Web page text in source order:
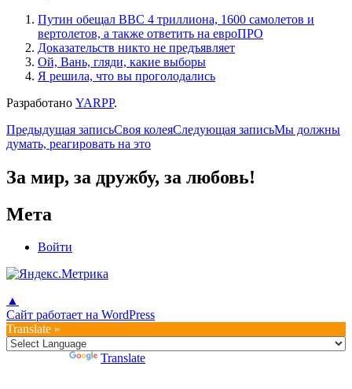
Путин обещал ВВС 4 триллиона, 1600 самолетов и
вертолетов, а также ответить на евроПРО
Доказательств никто не предъявляет
Ой, Вань, гляди, какие выборы
Я решила, что вы проголодались
Разработано YARPP.
Навигация
по
записям
Предыдущая записьСвоя колеяСледующая записьМы должны
думать, реагировать на это
За мир, за дружбу, за любовь!
Мета
Войти
▲
Сайт работает на WordPress
Translate »
Translate